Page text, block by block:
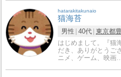
hatarakitakunaio
猫海苔
男性 40代 東京都
はじめまして。『猫
だき、ありがとうご
ニメ、ゲーム、映画